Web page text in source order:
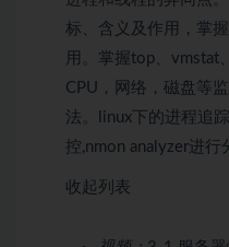
标、含义及作用，掌
用。掌握top、vmstat
CPU，网络，磁盘等
法。linux下的进程追
控,nmon analyzer进行
收起列表